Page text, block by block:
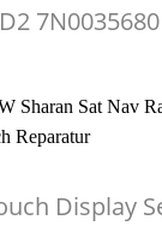
Sharan Sat Nav
Reparatur
Display